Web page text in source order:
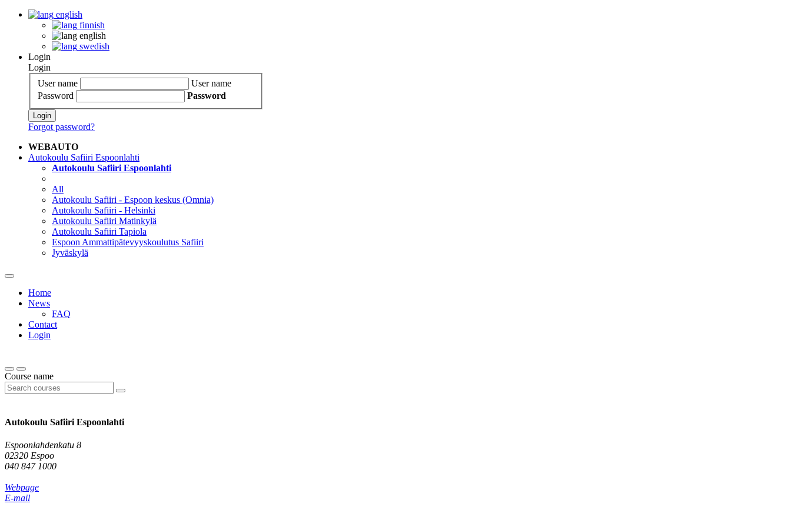
english
finnish
english
swedish
Login
Login
User name
User name
Password
Password
Login
Forgot password?
WEBAUTO
Autokoulu Safiiri Espoonlahti
Autokoulu Safiiri Espoonlahti
All
Autokoulu Safiiri - Espoon keskus (Omnia)
Autokoulu Safiiri - Helsinki
Autokoulu Safiiri Matinkylä
Autokoulu Safiiri Tapiola
Espoon Ammattipätevyyskoulutus Safiiri
Jyväskylä
Home
News
FAQ
Contact
Login
Course name
Autokoulu Safiiri Espoonlahti
Espoonlahdenkatu 8
02320 Espoo
040 847 1000
Webpage
E-mail